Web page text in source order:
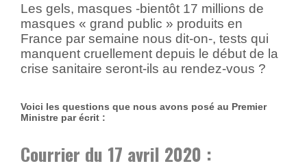
Les gels, masques -bientôt 17 millions de
masques « grand public » produits en
France par semaine nous dit-on-, tests qui
manquent cruellement depuis le début de la
crise sanitaire seront-ils au rendez-vous ?
Voici les questions que nous avons posé au Premier
Ministre par écrit :
Courrier du 17 avril 2020 :